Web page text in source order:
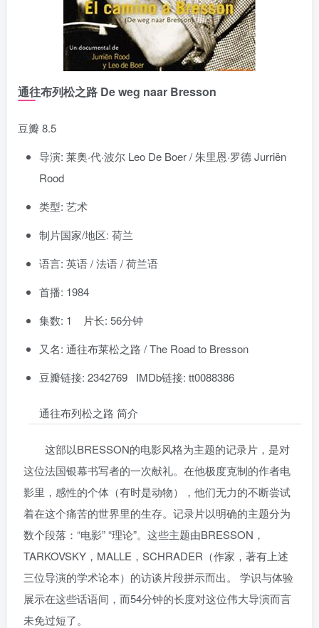
通往布列松之路 De weg naar Bresson
豆瓣 8.5
导演: 莱奥·代·波尔 Leo De Boer / 朱里恩·罗德 Jurriën
Rood
类型: 艺术
制片国家/地区: 荷兰
语言: 英语 / 法语 / 荷兰语
首播: 1984
集数: 1 片长: 56分钟
又名: 通往布莱松之路 / The Road to Bresson
豆瓣链接: 2342769 IMDb链接: tt0088386
通往布列松之路 简介
这部以BRESSON的电影风格为主题的记录片，是对
这位法国银幕书写者的一次献礼。在他极度克制的作者电
影里，感性的个体（有时是动物），他们无力的不断尝试
着在这个痛苦的世界里的生存。记录片以明确的主题分为
数个段落：“电影” “理论”。这些主题由BRESSON，
TARKOVSKY，MALLE，SCHRADER（作家，著有上述
三位导演的学术论本）的访谈片段拼示而出。 学识与体验
展示在这些话语间，而54分钟的长度对这位伟大导演而言
未免过短了。